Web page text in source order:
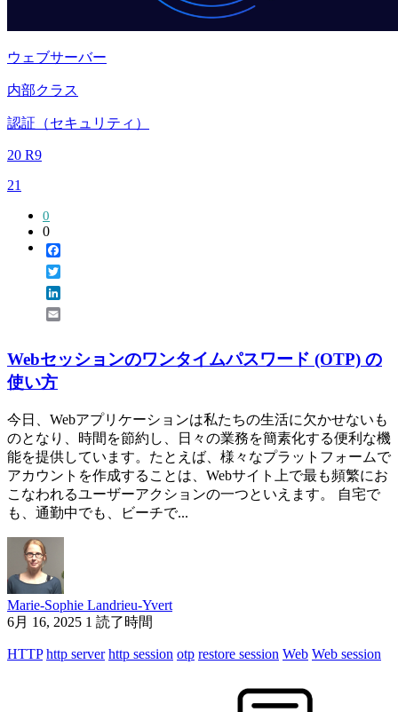
ウェブサーバー
内部クラス
認証（セキュリティ）
20 R9
21
0
0
Webセッションのワンタイムパスワード (OTP) の
使い方
今日、Webアプリケーションは私たちの生活に欠かせないも
のとなり、時間を節約し、日々の業務を簡素化する便利な機
能を提供しています。たとえば、様々なプラットフォームで
アカウントを作成することは、Webサイト上で最も頻繁にお
こなわれるユーザーアクションの一つといえます。 自宅で
も、通勤中でも、ビーチで...
Marie-Sophie Landrieu-Yvert
6月 16, 2025 1 読了時間
HTTP http server http session otp restore session Web Web session